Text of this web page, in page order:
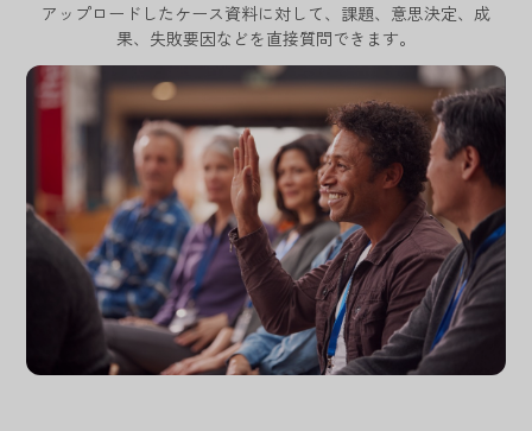
アップロードしたケース資料に対して、課題、意思決定、成
果、失敗要因などを直接質問できます。